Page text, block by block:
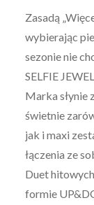
Zasadą
wybierając
sezonie nie
SELFIE
Marka słynie
świetnie
jak i maxi
łączenia ze
Duet
formie